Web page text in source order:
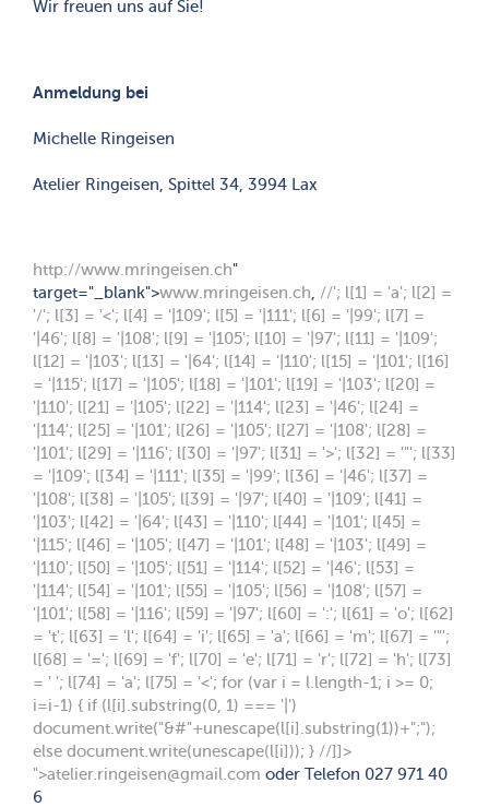
Wir freuen uns auf Sie!
Anmeldung bei
Michelle Ringeisen
Atelier Ringeisen, Spittel 34, 3994 Lax
http://www.mringeisen.ch"
target="_blank">www.mringeisen.ch //'; l[1] = 'a'; l[2] =
'/'; l[3] = '<'; l[4] = '|109'; l[5] = '|111'; l[6] = '|99'; l[7] =
'|46'; l[8] = '|108'; l[9] = '|105'; l[10] = '|97'; l[11] = '|109';
l[12] = '|103'; l[13] = '|64'; l[14] = '|110'; l[15] = '|101'; l[16]
= '|115'; l[17] = '|105'; l[18] = '|101'; l[19] = '|103'; l[20] =
'|110'; l[21] = '|105'; l[22] = '|114'; l[23] = '|46'; l[24] =
'|114'; l[25] = '|101'; l[26] = '|105'; l[27] = '|108'; l[28] =
'|101'; l[29] = '|116'; l[30] = '|97'; l[31] = '>'; l[32] = '"'; l[33]
= '|109'; l[34] = '|111'; l[35] = '|99'; l[36] = '|46'; l[37] =
'|108'; l[38] = '|105'; l[39] = '|97'; l[40] = '|109'; l[41] =
'|103'; l[42] = '|64'; l[43] = '|110'; l[44] = '|101'; l[45] =
'|115'; l[46] = '|105'; l[47] = '|101'; l[48] = '|103'; l[49] =
'|110'; l[50] = '|105'; l[51] = '|114'; l[52] = '|46'; l[53] =
'|114'; l[54] = '|101'; l[55] = '|105'; l[56] = '|108'; l[57] =
'|101'; l[58] = '|116'; l[59] = '|97'; l[60] = ':'; l[61] = 'o'; l[62]
= 't'; l[63] = 'l'; l[64] = 'i'; l[65] = 'a'; l[66] = 'm'; l[67] = '"';
l[68] = '='; l[69] = 'f'; l[70] = 'e'; l[71] = 'r'; l[72] = 'h'; l[73]
= ' '; l[74] = 'a'; l[75] = '<'; for (var i = l.length-1; i >= 0;
i=i-1) { if (l[i].substring(0, 1) === '|')
document.write("&#"+unescape(l[i].substring(1))+";");
else document.write(unescape(l[i])); } //]]>
">atelier.ringeisen@gmail.com oder Telefon 027 971 40
6